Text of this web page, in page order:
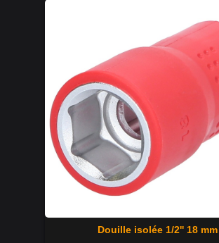
Douille isolée 1/2'' 18 mm